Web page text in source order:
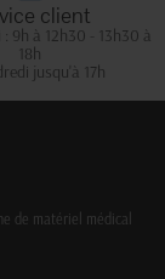
client
9h à 12h30 - 13h30 à
18h
jusqu'à 17h
de matériel médical